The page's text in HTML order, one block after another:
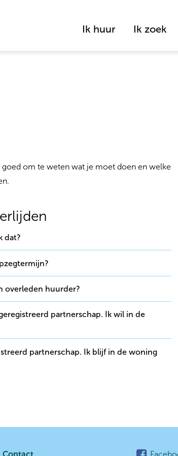
Ik huur Ik zoek
om te weten wat je moet doen en welke
dat?
overleden huurder?
Contact